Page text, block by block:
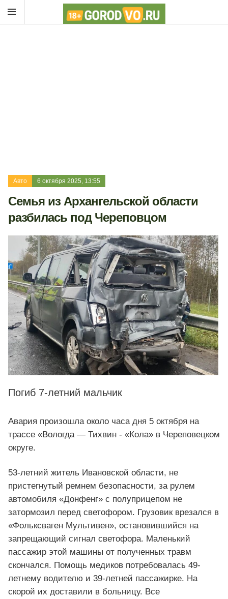
Авто 6 октября 2025, 13:55
Семья из Архангельской области
разбилась под Череповцом
Погиб 7-летний мальчик
Авария произошла около часа дня 5 октября на
трассе «Вологда — Тихвин - «Кола» в Череповецком
округе.
53-летний житель Ивановской области, не
пристегнутый ремнем безопасности, за рулем
автомобиля «Донфенг» с полуприцепом не
затормозил перед светофором. Грузовик врезался в
«Фольксваген Мультивен», остановившийся на
запрещающий сигнал светофора. Маленький
пассажир этой машины от полученных травм
скончался. Помощь медиков потребовалась 49-
летнему водителю и 39-летней пассажирке. На
скорой их доставили в больницу. Все